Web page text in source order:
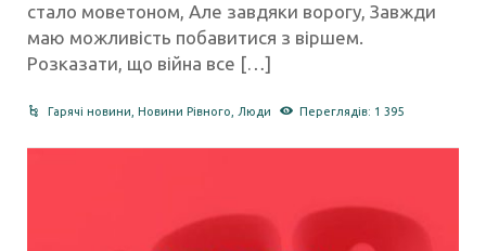
стало моветоном, Але завдяки ворогу, Завжди
маю можливість побавитися з віршем.
Розказати, що війна все […]
Гарячі новини Новини Рівного Люди Переглядів: 1 395